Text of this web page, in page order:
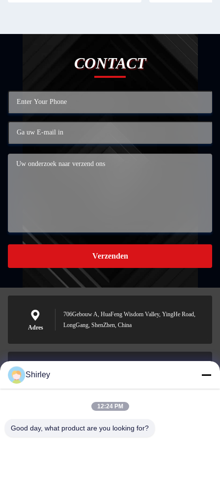
CONTACT
Verzenden
Adres
706Gebouw A, HuaFeng Wisdom Valley, YingHe Road,
LongGang, ShenZhen, China
0086-18148506772
Shirley
12:24 PM
Good day, what product are you looking for?